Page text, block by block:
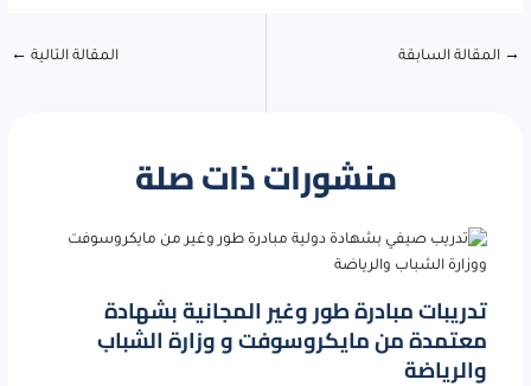
→ المقالة السابقة المقالة التالية ←
منشورات ذات صلة
تدريبات مبادرة طور وغير المجانية بشهادة
معتمدة من مايكروسوفت و وزارة الشباب
والرياضة